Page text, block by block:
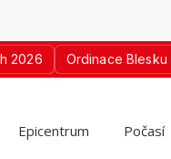
2026 Ordinace Blesku
Epicentrum Počasí